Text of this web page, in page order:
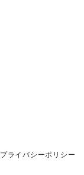
プライバシーポリシー